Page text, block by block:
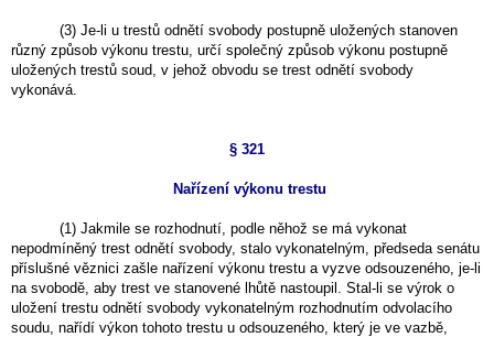
(3) Je-li u trestů odnětí svobody postupně uložených stanoven
různý způsob výkonu trestu, určí společný způsob výkonu postupně
uložených trestů soud, v jehož obvodu se trest odnětí svobody
vykonává.
§ 321
Nařízení výkonu trestu
(1) Jakmile se rozhodnutí, podle něhož se má vykonat
nepodmíněný trest odnětí svobody, stalo vykonatelným, předseda senátu
příslušné věznici zašle nařízení výkonu trestu a vyzve odsouzeného, je-li
na svobodě, aby trest ve stanovené lhůtě nastoupil. Stal-li se výrok o
uložení trestu odnětí svobody vykonatelným rozhodnutím odvolacího
soudu, nařídí výkon tohoto trestu u odsouzeného, který je ve vazbě,